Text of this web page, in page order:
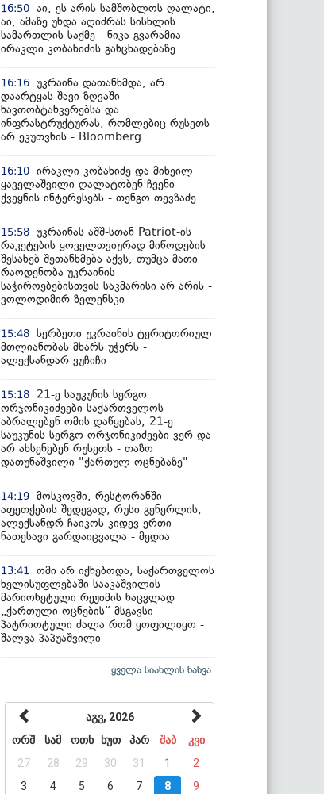
16:50 აი, ეს არის სამშობლოს ღალატი,
აი, ამაზე უნდა აღიძრას სისხლის
სამართლის საქმე - ნიკა გვარამია
ირაკლი კობახიძის განცხადებაზე
16:16 უკრაინა დათანხმდა, არ
დაარტყას შავი ზღვაში
ნავთობტანკერებსა და
ინფრასტრუქტურას, რომლებიც რუსეთს
არ ეკუთვნის - Bloomberg
16:10 ირაკლი კობახიძე და მიხეილ
ყაველაშვილი ღალატობენ ჩვენი
ქვეყნის ინტერესებს - თენგო თევზაძე
15:58 უკრაინას აშშ-სთან Patriot-ის
რაკეტების ყოველთვიურად მიწოდების
შესახებ შეთანხმება აქვს, თუმცა მათი
რაოდენობა უკრაინის
საჭიროებებისთვის საკმარისი არ არის -
ვოლოდიმირ ზელენსკი
15:48 სერბეთი უკრაინის ტერიტორიულ
მთლიანობას მხარს უჭერს -
ალექსანდარ ვუჩიჩი
15:18
21-ე საუკუნის სერგო
ორჯონიკიძეები საქართველოს
აბრალებენ ომის დაწყებას, 21-ე
საუკუნის სერგო ორჯონიკიძეები ვერ და
არ ახსენებენ რუსეთს - თაზო
დათუნაშვილი "ქართულ ოცნებაზე"
14:19 მოსკოვში, რესტორანში
აფეთქების შედეგად, რუსი გენერლის,
ალექსანდრ ჩაიკოს კიდევ ერთი
ნათესავი გარდაიცვალა - მედია
13:41
ომი არ იქნებოდა, საქართველოს
ხელისუფლებაში სააკაშვილის
მარიონეტული რეჟიმის ნაცვლად
„ქართული ოცნების“ მსგავსი
პატრიოტული ძალა რომ ყოფილიყო -
შალვა პაპუაშვილი
ყველა სიახლის ნახვა
აგვ, 2026
ორშ
სამ ოთხ ხუთ პარ შაბ
კვი
27
28 29 30 31 1
2
3
4 5 6 7 8
9